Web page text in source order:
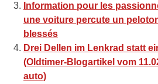
Information pour les
une voiture percute un
blessés
Drei Dellen im Lenkrad statt
(Oldtimer-Blogartikel vom
auto)